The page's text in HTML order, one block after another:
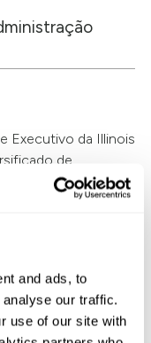
and ads, to
our traffic.
use of our site with
Executivo da Illinois
de
até sua
posição, o Sr.
Automotive
Works, Inc.,
e vendas e
serve como Diretor